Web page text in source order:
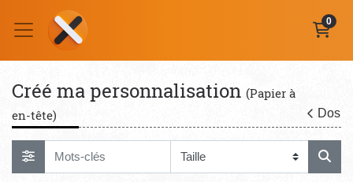
0
Créé ma personnalisation (Papier à
en-tête)
Dos